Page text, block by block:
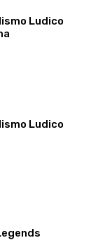
Ludico
Ludico